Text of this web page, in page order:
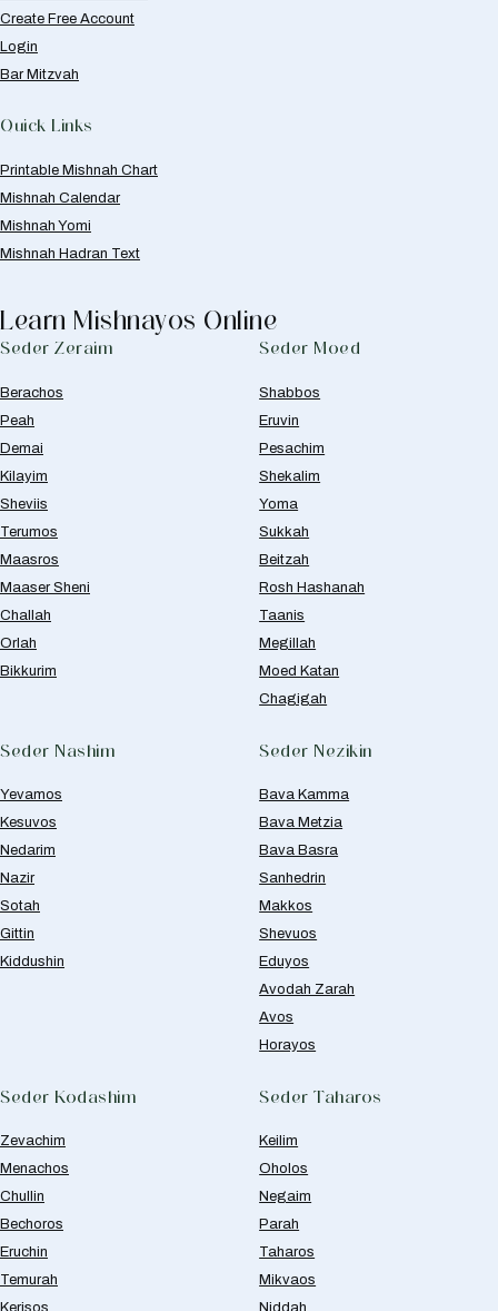
Create Free Account
Login
Bar Mitzvah
Quick Links
Printable Mishnah Chart
Mishnah Calendar
Mishnah Yomi
Mishnah Hadran Text
Learn Mishnayos Online
Seder Zeraim
Berachos
Peah
Demai
Kilayim
Sheviis
Terumos
Maasros
Maaser Sheni
Challah
Orlah
Bikkurim
Seder Moed
Shabbos
Eruvin
Pesachim
Shekalim
Yoma
Sukkah
Beitzah
Rosh Hashanah
Taanis
Megillah
Moed Katan
Chagigah
Seder Nashim
Yevamos
Kesuvos
Nedarim
Nazir
Sotah
Gittin
Kiddushin
Seder Nezikin
Bava Kamma
Bava Metzia
Bava Basra
Sanhedrin
Makkos
Shevuos
Eduyos
Avodah Zarah
Avos
Horayos
Seder Kodashim
Zevachim
Menachos
Chullin
Bechoros
Eruchin
Temurah
Kerisos
Seder Taharos
Keilim
Oholos
Negaim
Parah
Taharos
Mikvaos
Niddah